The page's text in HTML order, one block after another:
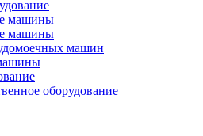
машины
машины
машин
оборудование